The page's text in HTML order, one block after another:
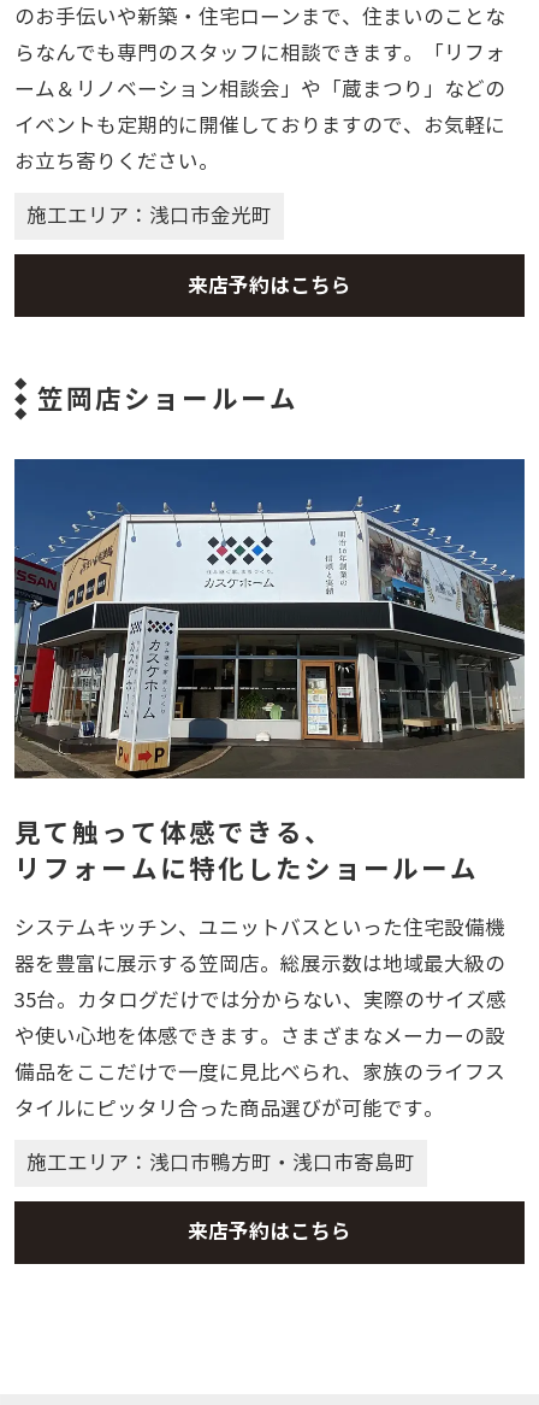
のお手伝いや新築・住宅ローンまで、住まいのことな
らなんでも専門のスタッフに相談できます。「リフォ
ーム＆リノベーション相談会」や「蔵まつり」などの
イベントも定期的に開催しておりますので、お気軽に
お立ち寄りください。
施工エリア：浅口市金光町
来店予約はこちら
笠岡店ショールーム
見て触って体感できる、
リフォームに特化したショールーム
システムキッチン、ユニットバスといった住宅設備機
器を豊富に展示する笠岡店。総展示数は地域最大級の
35台。カタログだけでは分からない、実際のサイズ感
や使い心地を体感できます。さまざまなメーカーの設
備品をここだけで一度に見比べられ、家族のライフス
タイルにピッタリ合った商品選びが可能です。
施工エリア：浅口市鴨方町・浅口市寄島町
来店予約はこちら